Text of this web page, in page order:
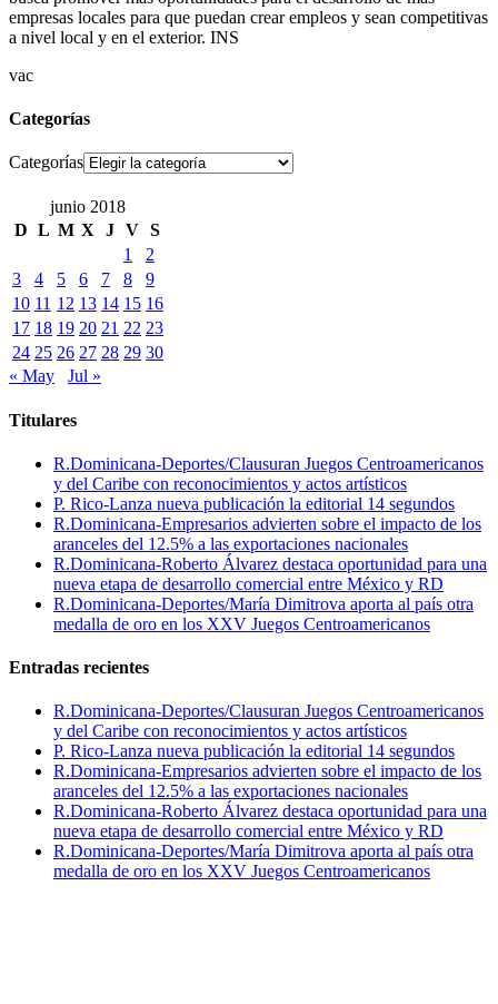
empresas locales para que puedan crear empleos y sean competitivas
a nivel local y en el exterior. INS
vac
Categorías
Categorías
junio 2018
D L M X J V S
1
2
3
4 5 6 7 8
9
10 11 12 13 14 15 16
17 18 19 20 21 22 23
24 25 26 27 28 29 30
« May
Jul »
Titulares
R.Dominicana-Deportes/Clausuran Juegos Centroamericanos
y del Caribe con reconocimientos y actos artísticos
P. Rico-Lanza nueva publicación la editorial 14 segundos
R.Dominicana-Empresarios advierten sobre el impacto de los
aranceles del 12.5% a las exportaciones nacionales
R.Dominicana-Roberto Álvarez destaca oportunidad para una
nueva etapa de desarrollo comercial entre México y RD
R.Dominicana-Deportes/María Dimitrova aporta al país otra
medalla de oro en los XXV Juegos Centroamericanos
Entradas recientes
R.Dominicana-Deportes/Clausuran Juegos Centroamericanos
y del Caribe con reconocimientos y actos artísticos
P. Rico-Lanza nueva publicación la editorial 14 segundos
R.Dominicana-Empresarios advierten sobre el impacto de los
aranceles del 12.5% a las exportaciones nacionales
R.Dominicana-Roberto Álvarez destaca oportunidad para una
nueva etapa de desarrollo comercial entre México y RD
R.Dominicana-Deportes/María Dimitrova aporta al país otra
medalla de oro en los XXV Juegos Centroamericanos